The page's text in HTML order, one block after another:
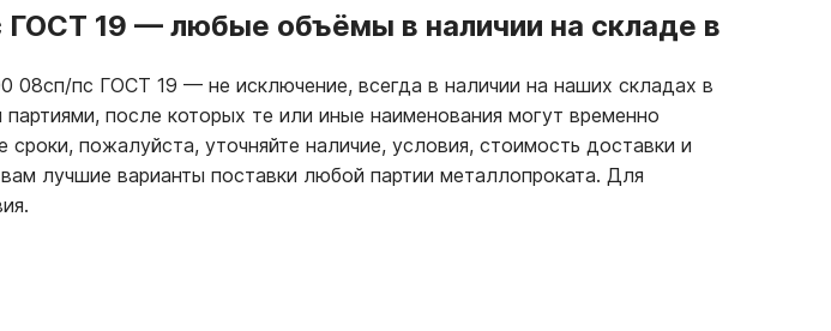
ГОСТ 19 — любые объёмы в наличии на складе в
08сп/пс ГОСТ 19 — не исключение, всегда в наличии на наших складах в
после которых те или иные наименования могут временно
пожалуйста, уточняйте наличие, условия, стоимость доставки и
лучшие варианты поставки любой партии металлопроката. Для